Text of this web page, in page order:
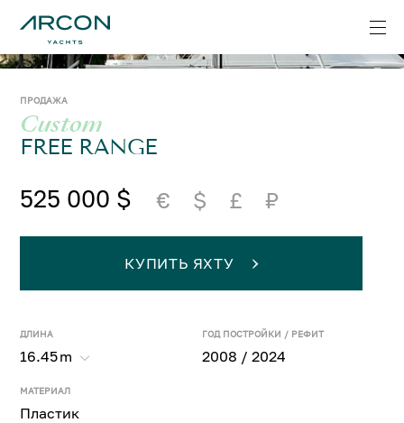
ПРОДАЖА
Custom
FREE RANGE
525 000 $ € $ £ ₽
ДЛИНА
16.45m
ГОД ПОСТРОЙКИ / РЕФИТ
2008 / 2024
МАТЕРИАЛ
Пластик
КУПИТЬ ЯХТУ